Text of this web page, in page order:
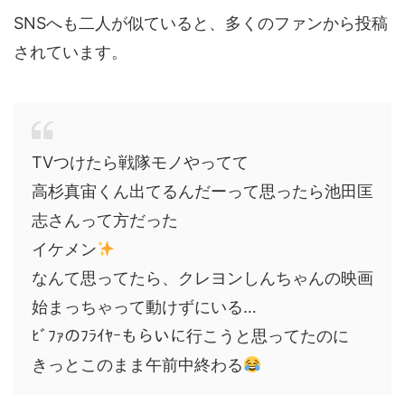
SNSへも二人が似ていると、多くのファンから投稿
されています。
TVつけたら戦隊モノやってて
高杉真宙くん出てるんだーって思ったら池田匡
志さんって方だった
イケメン
なんて思ってたら、クレヨンしんちゃんの映画
始まっちゃって動けずにいる…
ﾋﾞﾌｧのﾌﾗｲﾔｰもらいに行こうと思ってたのに
きっとこのまま午前中終わる